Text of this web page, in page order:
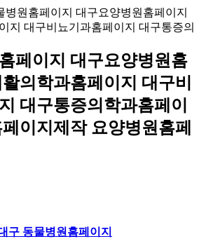
병원홈페이지 대구요양병원홈페이지
지 대구비뇨기과홈페이지 대구통증의
페이지 대구요양병원홈
의학과홈페이지 대구비
대구통증의학과홈페이
이지제작 요양병원홈페